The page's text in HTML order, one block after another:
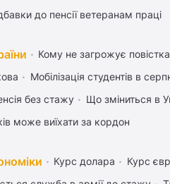
до пенсії ветеранам праці
Кому не загрожує
Мобілізація студентів в
без стажу
Що зміниться в
може виїхати за кордон
Курс долара Курс